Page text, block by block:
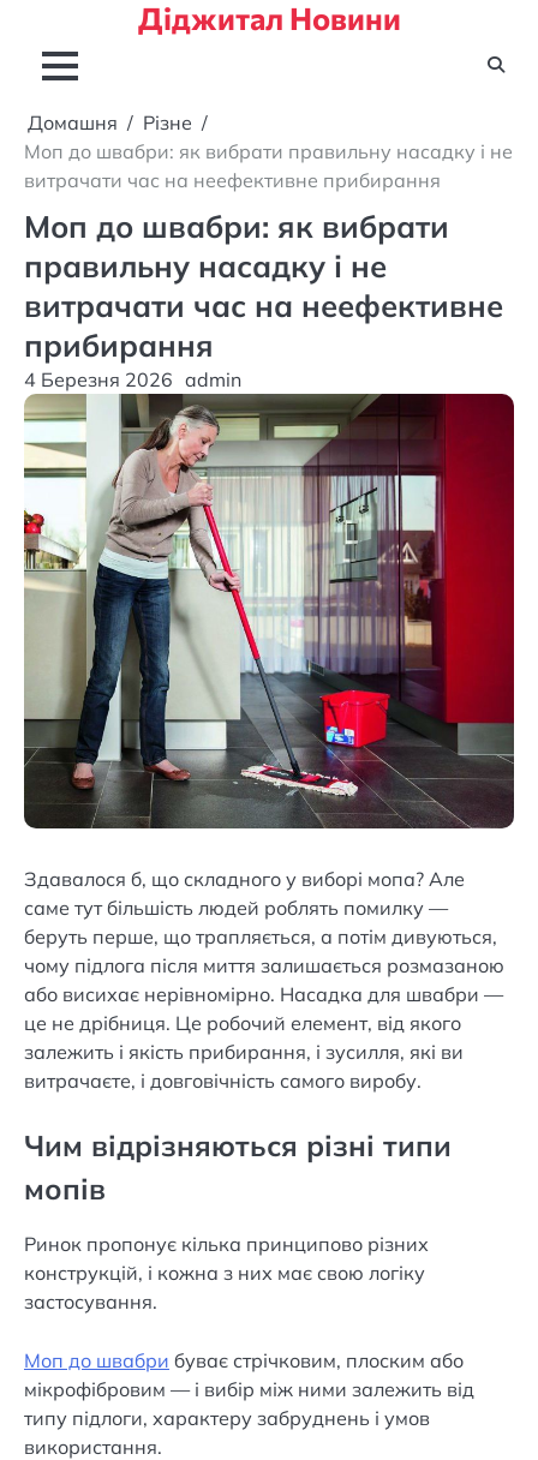
вмісту
Діджитал Новини
Домашня
Різне
Моп до швабри: як вибрати правильну насадку і не
витрачати час на неефективне прибирання
Моп до швабри: як вибрати
правильну насадку і не
витрачати час на неефективне
прибирання
4 Березня 2026 admin
Здавалося б, що складного у виборі мопа? Але
саме тут більшість людей роблять помилку —
беруть перше, що трапляється, а потім дивуються,
чому підлога після миття залишається розмазаною
або висихає нерівномірно. Насадка для швабри —
це не дрібниця. Це робочий елемент, від якого
залежить і якість прибирання, і зусилля, які ви
витрачаєте, і довговічність самого виробу.
Чим відрізняються різні типи
мопів
Ринок пропонує кілька принципово різних
конструкцій, і кожна з них має свою логіку
застосування.
Моп до швабри буває стрічковим, плоским або
мікрофібровим — і вибір між ними залежить від
типу підлоги, характеру забруднень і умов
використання.